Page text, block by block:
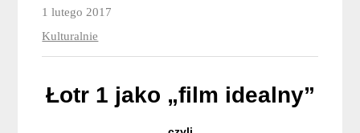
1 lutego 2017
Kulturalnie
Łotr 1 jako „film idealny”